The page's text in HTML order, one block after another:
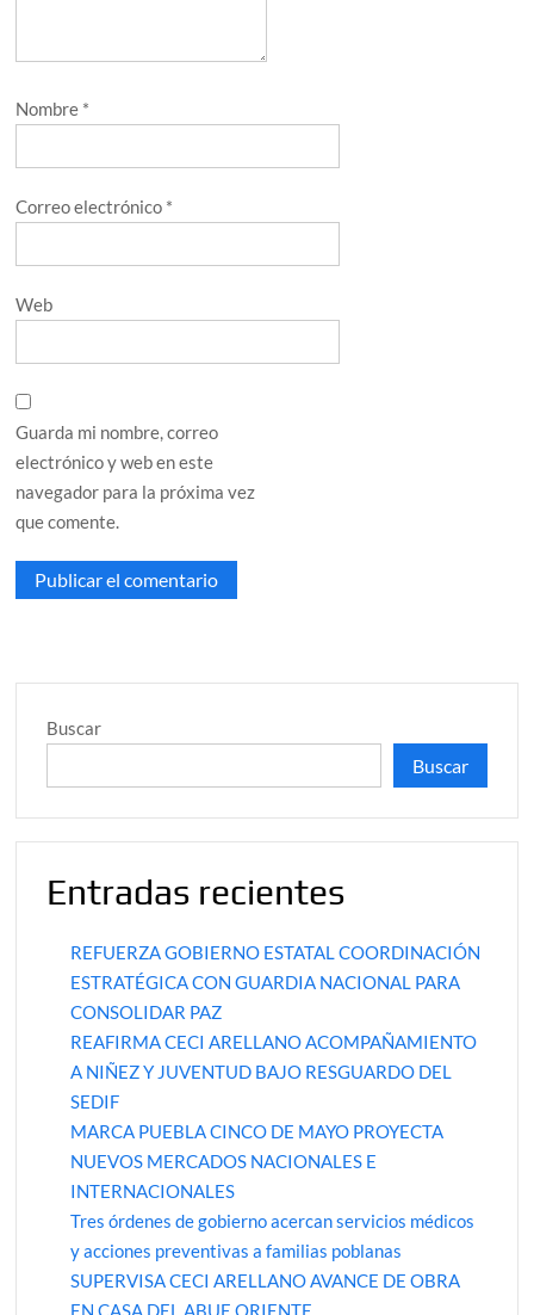
Nombre *
Correo electrónico *
Web
Guarda mi nombre, correo
electrónico y web en este
navegador para la próxima vez
que comente.
Buscar
Buscar
Entradas recientes
REFUERZA GOBIERNO ESTATAL COORDINACIÓN
ESTRATÉGICA CON GUARDIA NACIONAL PARA
CONSOLIDAR PAZ
REAFIRMA CECI ARELLANO ACOMPAÑAMIENTO
A NIÑEZ Y JUVENTUD BAJO RESGUARDO DEL
SEDIF
MARCA PUEBLA CINCO DE MAYO PROYECTA
NUEVOS MERCADOS NACIONALES E
INTERNACIONALES
Tres órdenes de gobierno acercan servicios médicos
y acciones preventivas a familias poblanas
SUPERVISA CECI ARELLANO AVANCE DE OBRA
EN CASA DEL ABUE ORIENTE